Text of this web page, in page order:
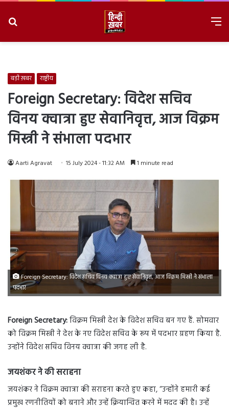
बड़ी ख़बर राष्ट्रीय
Foreign Secretary: विदेश सचिव
विनय क्वात्रा हुए सेवानिवृत्त, आज विक्रम
मिस्त्री ने संभाला पदभार
Aarti Agravat 15 July 2024 - 11:32 AM 1 minute read
Foreign Secretary: विदेश सचिव विनय क्वात्रा हुए सेवानिवृत्त, आज विक्रम मिस्त्री ने संभाला
पदभार
Foreign Secretary:विक्रम मिस्त्री देश के विदेश सचिव बन गए हैं. सोमवार
को विक्रम मिस्त्री ने देश के नए विदेश सचिव के रूप में पदभार ग्रहण किया है.
उन्होंने विदेश सचिव विनय क्वात्रा की जगह ली है.
जयशंकर ने की सराहना
जयशंकर ने विक्रम क्वात्रा की सराहना करते हुए कहा, “उन्होंने हमारी कई
प्रमुख रणनीतियों को बनाने और उन्हें क्रियान्वित करने में मदद की है। उन्हें